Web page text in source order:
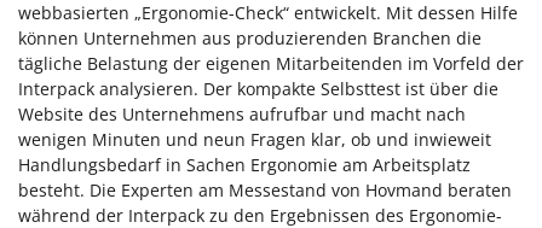
webbasierten „Ergonomie-Check“ entwickelt. Mit dessen Hilfe
können Unternehmen aus produzierenden Branchen die
tägliche Belastung der eigenen Mitarbeitenden im Vorfeld der
Interpack analysieren. Der kompakte Selbsttest ist über die
Website des Unternehmens aufrufbar und macht nach
wenigen Minuten und neun Fragen klar, ob und inwieweit
Handlungsbedarf in Sachen Ergonomie am Arbeitsplatz
besteht. Die Experten am Messestand von Hovmand beraten
während der Interpack zu den Ergebnissen des Ergonomie-